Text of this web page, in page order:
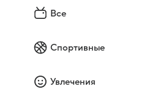
Все
Спортивные
Увлечения